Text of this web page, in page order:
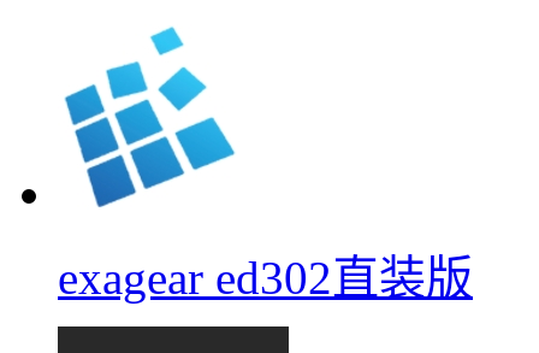
exagear ed302直装版